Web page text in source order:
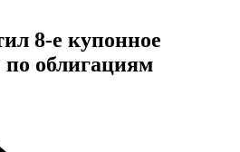
8-е купонное
по облигациям